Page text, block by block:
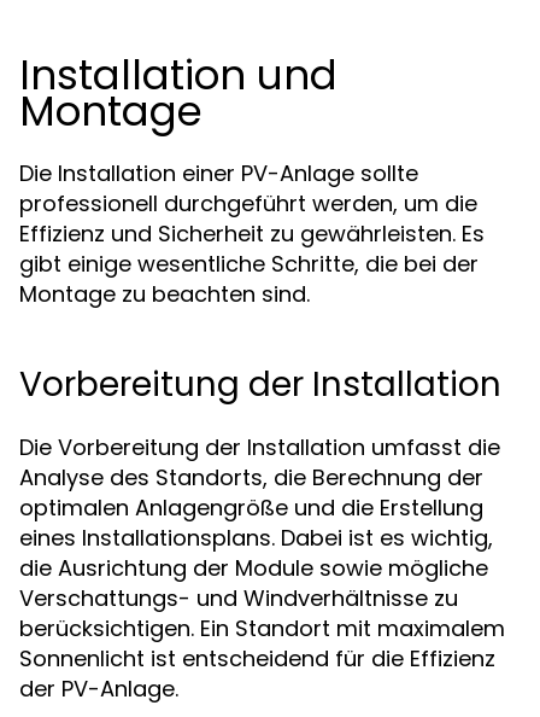
Installation und
Montage
Die Installation einer PV-Anlage sollte
professionell durchgeführt werden, um die
Effizienz und Sicherheit zu gewährleisten. Es
gibt einige wesentliche Schritte, die bei der
Montage zu beachten sind.
Vorbereitung der Installation
Die Vorbereitung der Installation umfasst die
Analyse des Standorts, die Berechnung der
optimalen Anlagengröße und die Erstellung
eines Installationsplans. Dabei ist es wichtig,
die Ausrichtung der Module sowie mögliche
Verschattungs- und Windverhältnisse zu
berücksichtigen. Ein Standort mit maximalem
Sonnenlicht ist entscheidend für die Effizienz
der PV-Anlage.